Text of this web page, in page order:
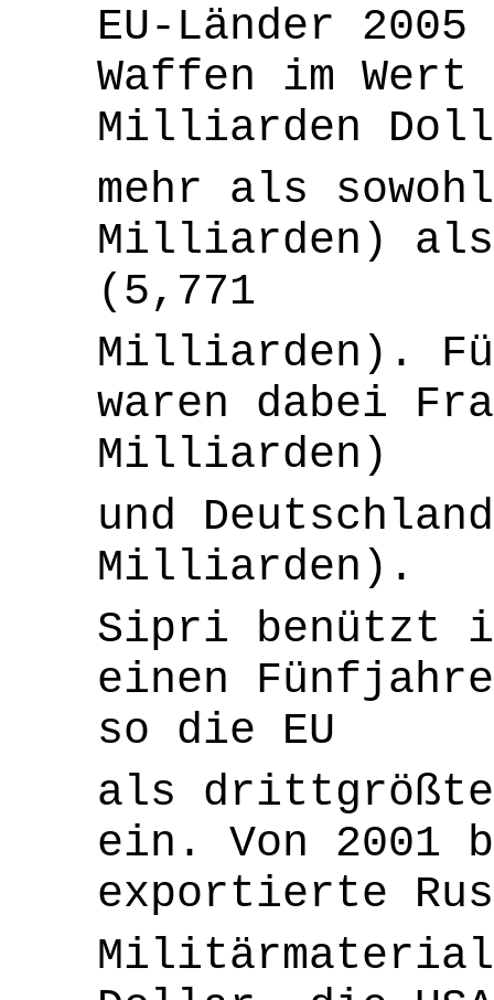
EU-Länder
Waffen im Wert
Milliarden
mehr als
Milliarden) als
(5,771
Milliarden).
waren dabei
Milliarden)
und
Milliarden).
Sipri benützt
einen
so die EU
als
ein. Von 2001
exportierte